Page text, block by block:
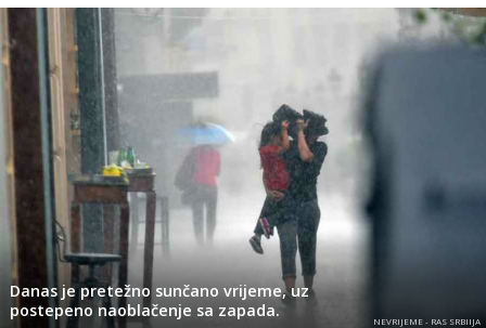
Danas je pretežno sunčano vrijeme, uz
postepeno naoblačenje sa zapada.
NEVRIJEME - RAS SRBIIJA